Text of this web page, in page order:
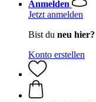
Anmelden
Jetzt anmelden
Bist du neu hier?
Konto erstellen